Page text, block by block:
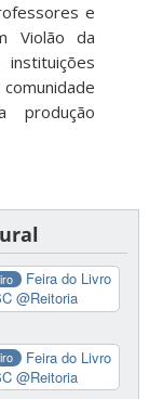
e
Violão da
produção
Feira do Livro
@Reitoria
Feira do Livro
@Reitoria